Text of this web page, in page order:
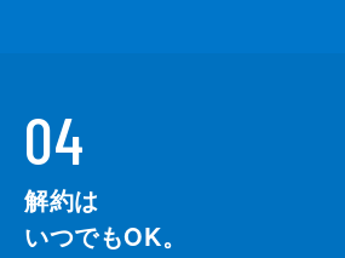
04
解約は
いつでもOK。